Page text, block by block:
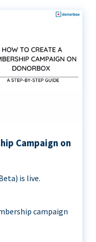
Campaign on
is live.
campaign